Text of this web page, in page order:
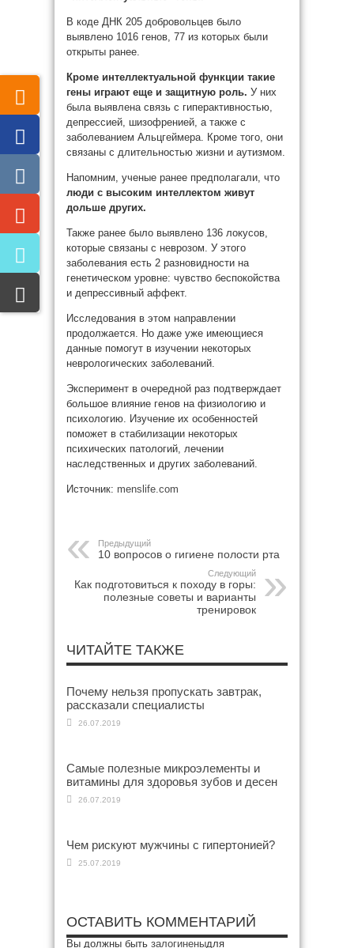
В коде ДНК 205 добровольцев было
выявлено 1016 генов, 77 из которых были
открыты ранее.
Кроме интеллектуальной функции такие
гены играют еще и защитную роль. У них
была выявлена связь с гиперактивностью,
депрессией, шизофренией, а также с
заболеванием Альцгеймера. Кроме того, они
связаны с длительностью жизни и аутизмом.
Напомним, ученые ранее предполагали, что
люди с высоким интеллектом живут
дольше других.
Также ранее было выявлено 136 локусов,
которые связаны с неврозом. У этого
заболевания есть 2 разновидности на
генетическом уровне: чувство беспокойства
и депрессивный аффект.
Исследования в этом направлении
продолжается. Но даже уже имеющиеся
данные помогут в изучении некоторых
неврологических заболеваний.
Эксперимент в очередной раз подтверждает
большое влияние генов на физиологию и
психологию. Изучение их особенностей
поможет в стабилизации некоторых
психических патологий, лечении
наследственных и других заболеваний.
Источник: menslife.com
Предыдущий
10 вопросов о гигиене полости рта
Следующий
Как подготовиться к походу в горы:
полезные советы и варианты
тренировок
ЧИТАЙТЕ ТАКЖЕ
Почему нельзя пропускать завтрак,
рассказали специалисты
26.07.2019
Самые полезные микроэлементы и
витамины для здоровья зубов и десен
26.07.2019
Чем рискуют мужчины с гипертонией?
25.07.2019
ОСТАВИТЬ КОММЕНТАРИЙ
Вы должны быть залогиненыдля